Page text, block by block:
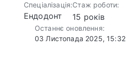
Спеціалізація:
Ендодонт
Стаж роботи:
15 років
Останнє оновлення:
03 Листопада 2025, 15:32